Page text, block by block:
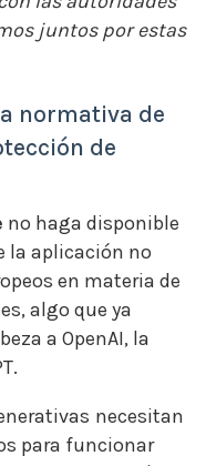
juntos por estas
normativa de
de
no haga disponible
la aplicación no
en materia de
algo que ya
a OpenAI, la
necesitan
para funcionar